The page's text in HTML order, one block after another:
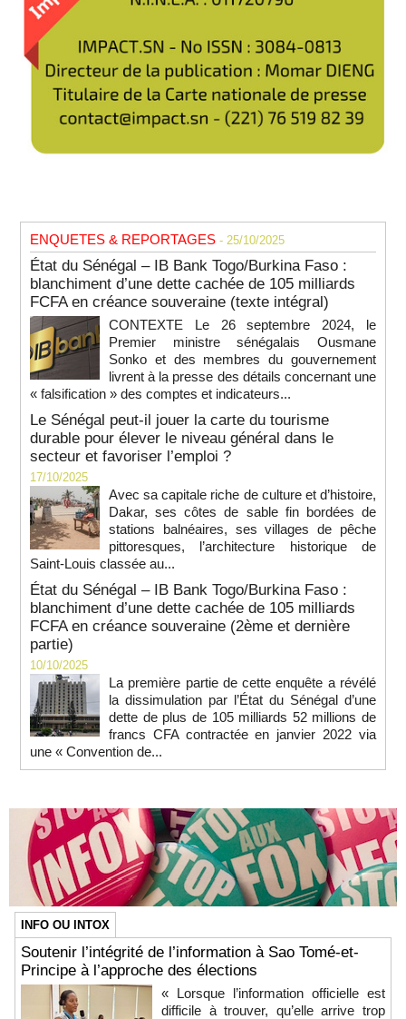
ENQUETES & REPORTAGES - 25/10/2025
État du Sénégal – IB Bank Togo/Burkina Faso :
blanchiment d’une dette cachée de 105 milliards
FCFA en créance souveraine (texte intégral)
CONTEXTE Le 26 septembre 2024, le
Premier ministre sénégalais Ousmane
Sonko et des membres du gouvernement
livrent à la presse des détails concernant une
« falsification » des comptes et indicateurs...
Le Sénégal peut-il jouer la carte du tourisme
durable pour élever le niveau général dans le
secteur et favoriser l’emploi ?
17/10/2025
Avec sa capitale riche de culture et d’histoire,
Dakar, ses côtes de sable fin bordées de
stations balnéaires, ses villages de pêche
pittoresques, l’architecture historique de
Saint-Louis classée au...
État du Sénégal – IB Bank Togo/Burkina Faso :
blanchiment d’une dette cachée de 105 milliards
FCFA en créance souveraine (2ème et dernière
partie)
10/10/2025
La première partie de cette enquête a révélé
la dissimulation par l’État du Sénégal d’une
dette de plus de 105 milliards 52 millions de
francs CFA contractée en janvier 2022 via
une « Convention de...
INFO OU INTOX
Soutenir l’intégrité de l’information à Sao Tomé-et-
Principe à l’approche des élections
« Lorsque l’information officielle est
difficile à trouver, qu’elle arrive trop